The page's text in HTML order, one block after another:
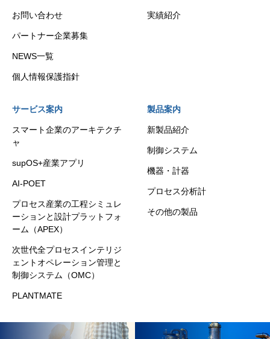
お問い合わせ
パートナー企業募集
NEWS一覧
個人情報保護指針
実績紹介
サービス案内
スマート企業のアーキテクチ
ャ
supOS+産業アプリ
AI-POET
プロセス産業の工程シミュレ
ーションと設計プラットフォ
ーム（APEX）
次世代全プロセスインテリジ
ェントオペレーション管理と
制御システム（OMC）
PLANTMATE
製品案内
新製品紹介
制御システム
機器・計器
プロセス分析計
その他の製品